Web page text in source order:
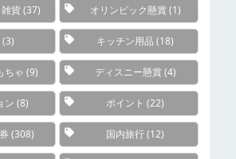
貨(37) オリンピック懸賞(1)
(3) キッチン用品 (18)
ちゃ (9) ディスニー懸賞(4)
ン (8) ポイント (22)
(308) 国内旅行(12)